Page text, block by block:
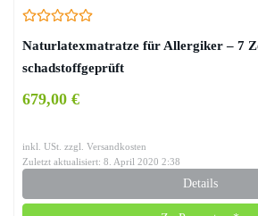
Naturlatexmatratze für Allergiker – 7
schadstoffgeprüft
679,00 €
inkl. USt. zzgl. Versandkosten
Zuletzt aktualisiert: 8. April 2020 2:38
Details